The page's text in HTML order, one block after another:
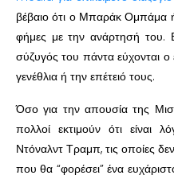
βέβαιο ότι ο Μπαράκ Ομπάμα
φήμες με την ανάρτησή του.
σύζυγός του πάντα εύχονται
γενέθλια ή την επέτειό τους.
Όσο για την απουσία της
πολλοί εκτιμούν ότι
Ντόναλντ Τραμπ, τις οποίες
που θα “φορέσει” ένα